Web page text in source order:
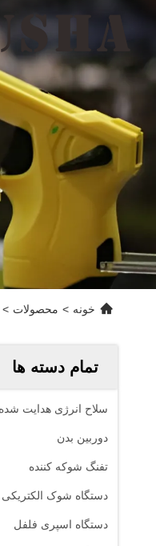
خونه > محصولات >
تمام دسته ها
سلاح انرژی هدایت شده
دوربین بدن
تفنگ شوکه کننده
دستگاه شوک الکتریکی
دستگاه اسپری فلفل